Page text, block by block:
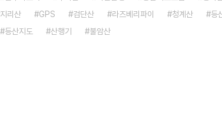
지리산 GPS 검단산 라즈베리파이 청계산
등
등산지도 산행기 불암산